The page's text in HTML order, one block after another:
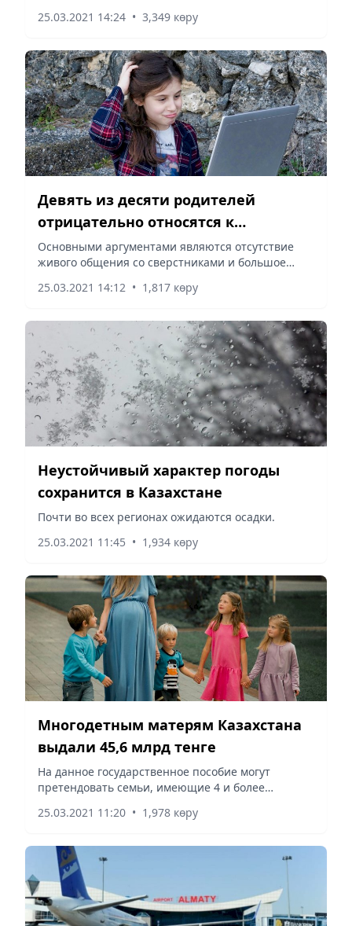
25.03.2021 14:24 • 3,349 көру
Девять из десяти родителей
отрицательно относятся к
дистанционному обучению – опрос
Основными аргументами являются отсутствие
живого общения со сверстниками и большое
25.03.2021 14:12 • 1,817 көру
Неустойчивый характер погоды
сохранится в Казахстане
Почти во всех регионах ожидаются осадки.
25.03.2021 11:45 • 1,934 көру
Многодетным матерям Казахстана
выдали 45,6 млрд тенге
На данное государственное пособие могут
претендовать семьи, имеющие 4 и более
25.03.2021 11:20 • 1,978 көру